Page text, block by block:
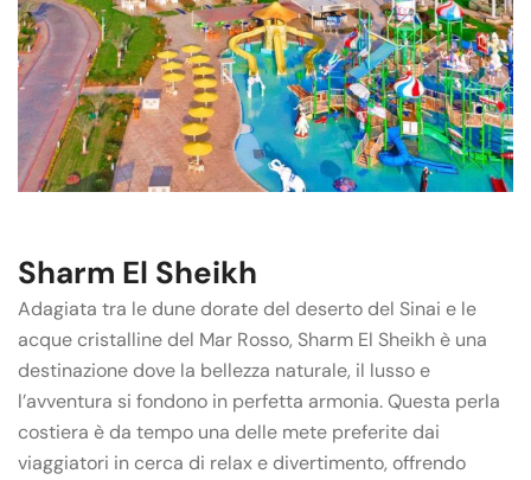
Sharm El Sheikh
Adagiata tra le dune dorate del deserto del Sinai e le
acque cristalline del Mar Rosso, Sharm El Sheikh è una
destinazione dove la bellezza naturale, il lusso e
l’avventura si fondono in perfetta armonia. Questa perla
costiera è da tempo una delle mete preferite dai
viaggiatori in cerca di relax e divertimento, offrendo